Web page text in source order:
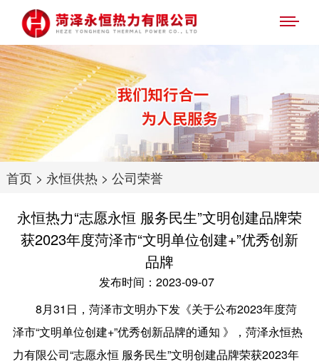
首页> 永恒供热 > 公司荣誉
永恒热力“志愿永恒 服务民生”文明创建品牌荣
获2023年度菏泽市“文明单位创建+”优秀创新
品牌
发布时间：2023-09-07
8月31日，菏泽市文明办下发《关于公布2023年度菏
泽市“文明单位创建+”优秀创新品牌的通知 》，菏泽永恒热
力有限公司“志愿永恒 服务民生”文明创建品牌荣获2023年